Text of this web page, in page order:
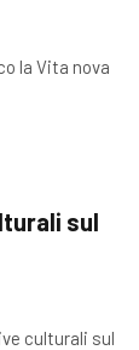
la Vita nova
sul
culturali sul